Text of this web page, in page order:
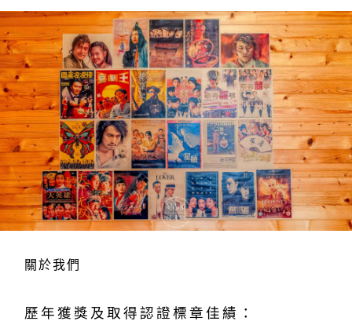
關於我們
歷年獲獎及取得認證標章佳績：